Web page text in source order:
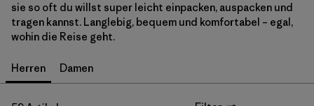
L (30)
XXL (28)
sie so oft du willst super leicht einpacken, auspacken und
tragen kannst. Langlebig, bequem und komfortabel – egal,
wohin die Reise geht.
Herren Damen